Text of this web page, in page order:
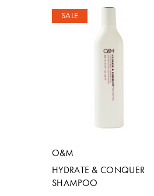
SALE
O&M
HYDRATE & CONQUER
SHAMPOO